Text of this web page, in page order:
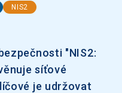
NIS2
"NIS2:
síťové
je udržovat